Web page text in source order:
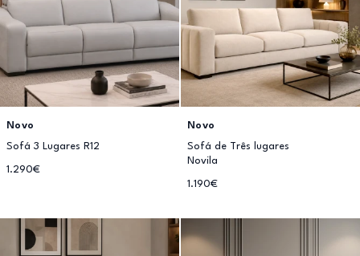
Novo
Sofá 3 Lugares R12
1.290€
Novo
Sofá de Três lugares
Novila
1.190€